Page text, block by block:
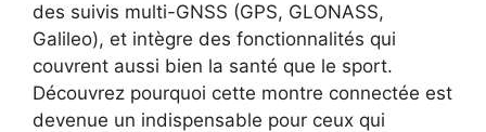
des suivis multi-GNSS (GPS, GLONASS,
Galileo), et intègre des fonctionnalités qui
couvrent aussi bien la santé que le sport.
Découvrez pourquoi cette montre connectée est
devenue un indispensable pour ceux qui